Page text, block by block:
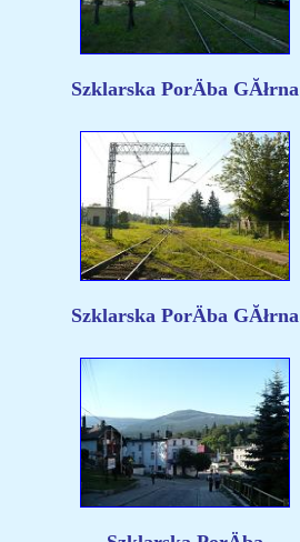
Szklarska PorÄba GĂłrna
Szklarska PorÄba GĂłrna